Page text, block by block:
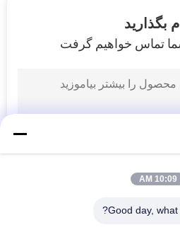
بگذارید
تماس خواهیم گرفت
10:09 AM
Good day, what